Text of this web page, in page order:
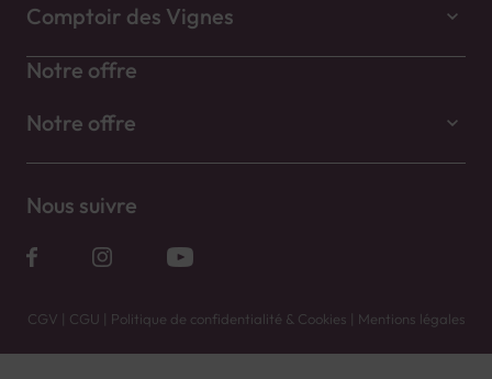
Comptoir des Vignes
Notre offre
Notre offre
Nous suivre
CGV | CGU | Politique de confidentialité & Cookies | Mentions légales